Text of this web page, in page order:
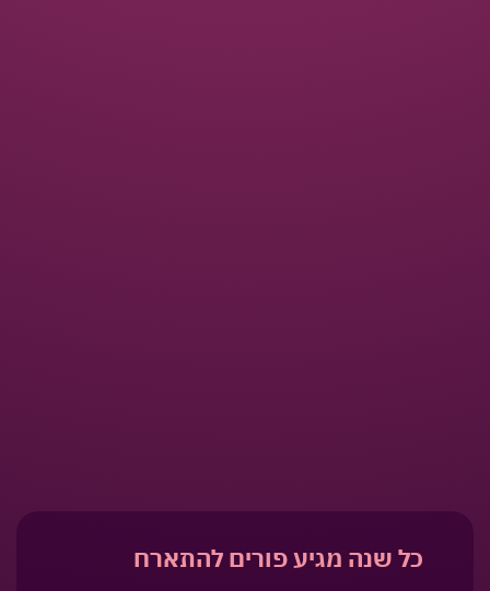
כל שנה מגיע פורים להתארח